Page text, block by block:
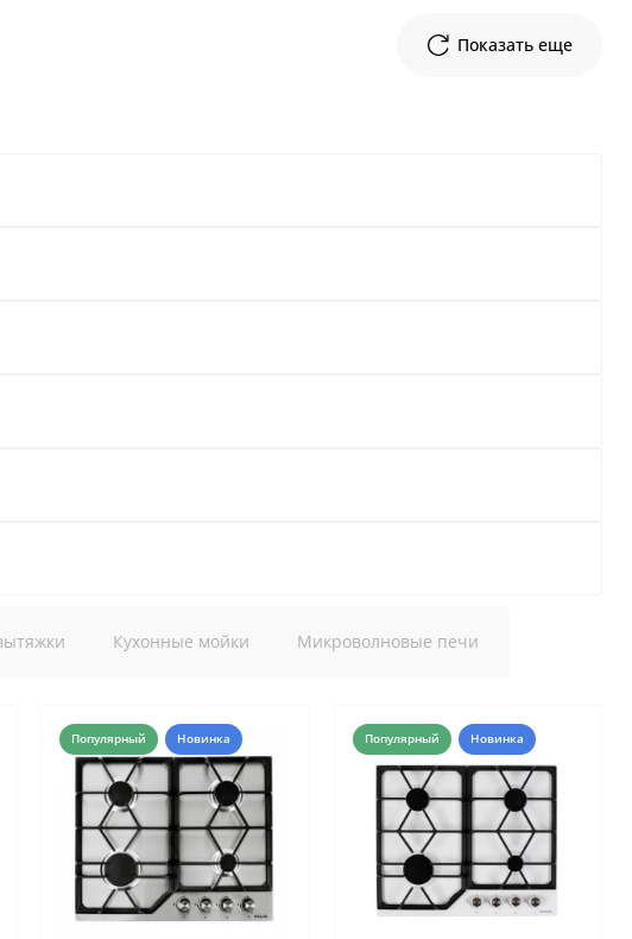
Показать еще
Кухонные мойки Микроволновые печи
Популярный Новинка Популярный Новинка